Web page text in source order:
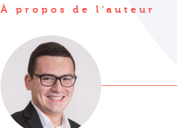
À propos de l'auteur